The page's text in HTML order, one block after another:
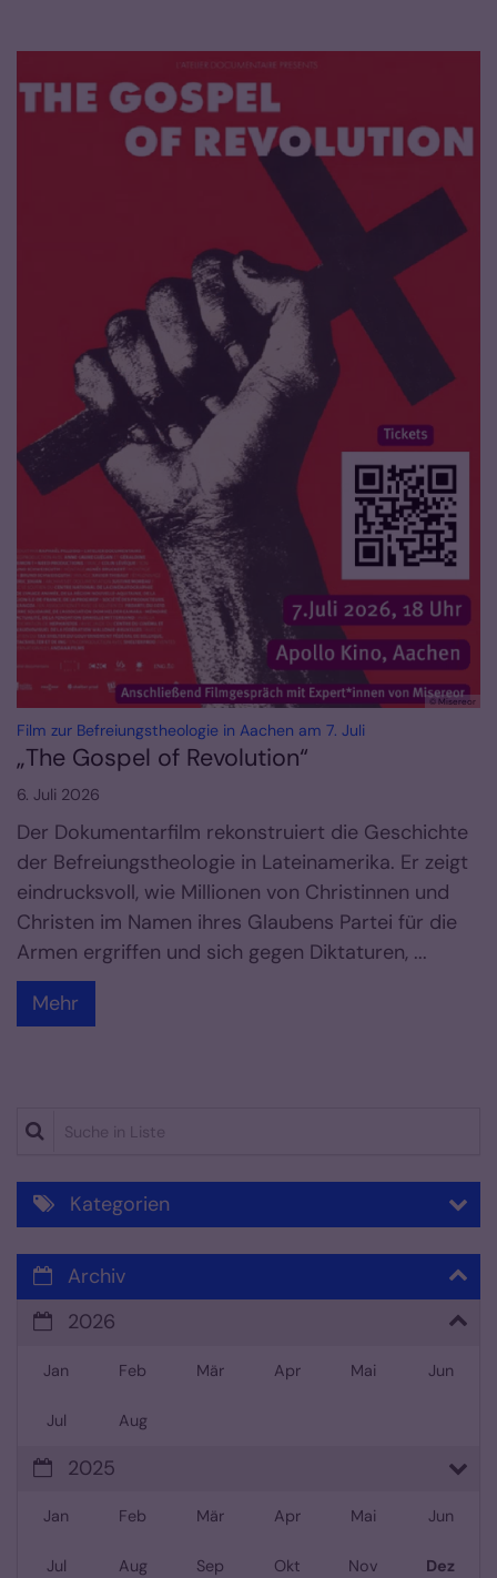
© Misereor
Film zur Befreiungstheologie in Aachen am 7. Juli:
„The Gospel of Revolution“
6. Juli 2026
Der Dokumentarfilm rekonstruiert die Geschichte
der Befreiungstheologie in Lateinamerika. Er zeigt
eindrucksvoll, wie Millionen von Christinnen und
Christen im Namen ihres Glaubens Partei für die
Armen ergriffen und sich gegen Diktaturen, ...
Mehr
Suche in Liste
Kategorien
Archiv
2026
Jan Feb Mär Apr Mai Jun
Jul Aug
2025
Jan Feb Mär Apr Mai Jun
Jul Aug Sep Okt Nov Dez